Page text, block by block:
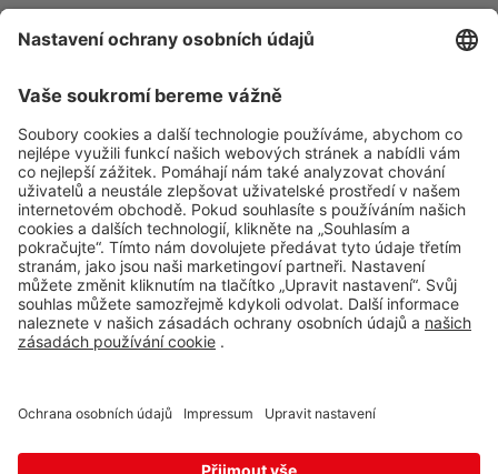
Ochrana osobních údajů
Aplikace Travel FREE ke stažení
Sledujte nás na sociálních sitích